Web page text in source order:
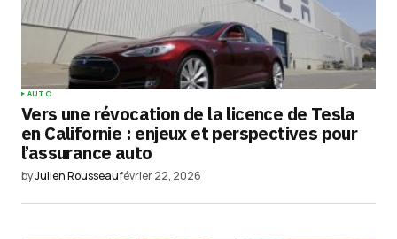
Your Name
Your E-mail*
Enregistrer mon nom, mon e-mail et mon
site dans le navigateur pour mon prochain
AUTO
Vers une révocation de la licence de Tesla
en Californie : enjeux et perspectives pour
l’assurance auto
byJulien Rousseaufévrier 22, 2026